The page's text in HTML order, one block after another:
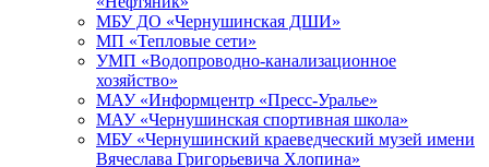
МБУ ДО «Чернушинская ДШИ»
МП «Тепловые сети»
УМП «Водопроводно-канализационное
хозяйство»
МАУ «Информцентр «Пресс-Уралье»
МАУ «Чернушинская спортивная школа»
МБУ «Чернушинский краеведческий музей имени
Вячеслава Григорьевича Хлопина»